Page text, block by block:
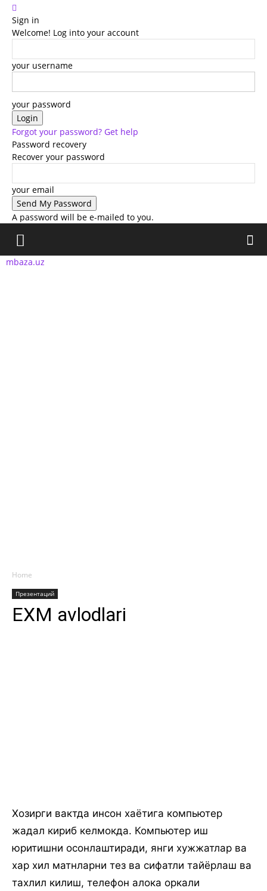
Sign in
Welcome! Log into your account
your username
your password
Forgot your password? Get help
Password recovery
Recover your password
your email
A password will be e-mailed to you.
mbaza.uz
Home
Презентаций
EXM avlodlari
Хозирги вактда инсон хаётига компьютер
жадал кириб келмокда. Компьютер иш
юритишни осонлаштиради, янги хужжатлар ва
хар хил матнларни тез ва сифатли тайёрлаш ва
тахлил килиш, телефон алока оркали